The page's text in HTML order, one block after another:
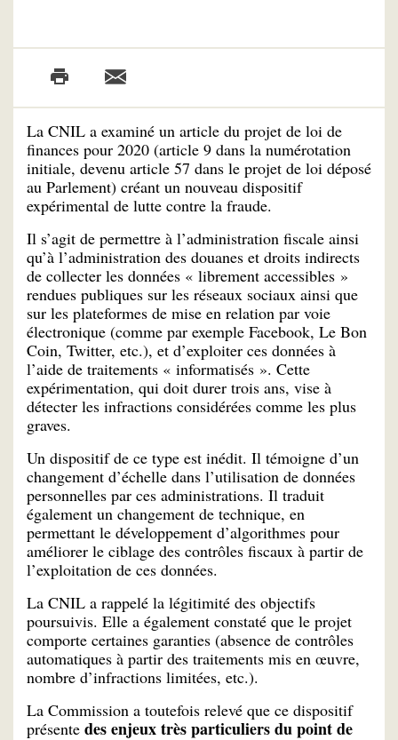
La CNIL a examiné un article du projet de loi de
finances pour 2020 (article 9 dans la numérotation
initiale, devenu article 57 dans le projet de loi déposé
au Parlement) créant un nouveau dispositif
expérimental de lutte contre la fraude.
Il s’agit de permettre à l’administration fiscale ainsi
qu’à l’administration des douanes et droits indirects
de collecter les données « librement accessibles »
rendues publiques sur les réseaux sociaux ainsi que
sur les plateformes de mise en relation par voie
électronique (comme par exemple Facebook, Le Bon
Coin, Twitter, etc.), et d’exploiter ces données à
l’aide de traitements « informatisés ». Cette
expérimentation, qui doit durer trois ans, vise à
détecter les infractions considérées comme les plus
graves.
Un dispositif de ce type est inédit. Il témoigne d’un
changement d’échelle dans l’utilisation de données
personnelles par ces administrations. Il traduit
également un changement de technique, en
permettant le développement d’algorithmes pour
améliorer le ciblage des contrôles fiscaux à partir de
l’exploitation de ces données.
La CNIL a rappelé la légitimité des objectifs
poursuivis. Elle a également constaté que le projet
comporte certaines garanties (absence de contrôles
automatiques à partir des traitements mis en œuvre,
nombre d’infractions limitées, etc.).
La Commission a toutefois relevé que ce dispositif
présente des enjeux très particuliers du point de